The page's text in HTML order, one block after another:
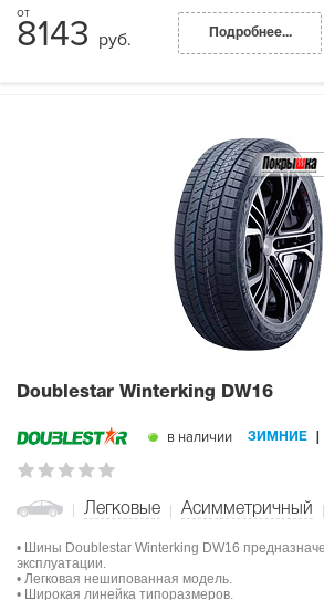
8143 руб. Подробнее...
Doublestar Winterking DW16
в наличии ЗИМНИЕ
Легковые Асимметричный
• Шины Doublestar Winterking DW16
эксплуатации.
• Легковая нешипованная модель.
• Широкая линейка типоразмеров.